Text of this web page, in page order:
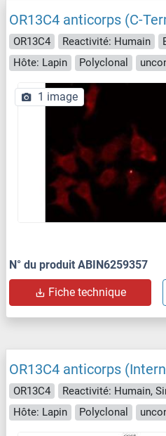
OR13C4 anticorps (C-
OR13C4 Reactivité: Humain
Hôte: Lapin
Polyclonal
1 image
N° du produit ABIN6259357
Fiche technique
OR13C4 anticorps
OR13C4 Reactivité: Humain,
Hôte: Lapin
Polyclonal